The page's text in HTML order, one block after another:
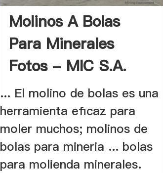
Molinos A Bolas
Para Minerales
Fotos - MIC S.A.
... El molino de bolas es una
herramienta eficaz para
moler muchos; molinos de
bolas para mineria ... bolas
para molienda minerales.